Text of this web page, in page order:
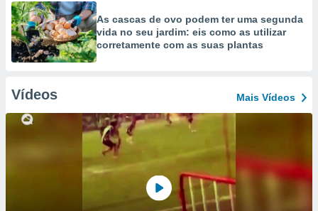
As cascas de ovo podem ter uma segunda
vida no seu jardim: eis como as utilizar
corretamente com as suas plantas
Vídeos Mais Vídeos